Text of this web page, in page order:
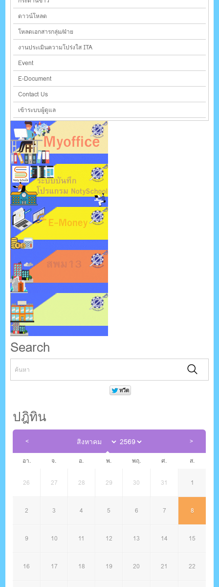
ดาวน์โหลด
โหลดเอกสารกลุ่ม/ฝ่าย
งานประเมินความโปร่งใส ITA
Event
E-Document
Contact Us
เข้าระบบผู้ดูแล
Search
ปฎิทิน
อา. จ. อ. พ. พฤ. ศ. ส.
26 27 28 29 30 31 1
2 3 4 5 6 7 8
9 10 11 12 13 14 15
16 17 18 19 20 21 22